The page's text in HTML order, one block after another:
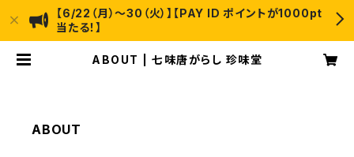
【6/22（月）〜30（火）】【PAY ID ポイントが1000pt
当たる！】
ABOUT | 七味唐がらし 珍味堂
ABOUT